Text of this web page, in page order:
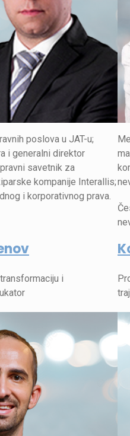
poslova u JAT-u;
i generalni direktor
savetnik za
kompanije Interallis;
i korporativnog prava.
i